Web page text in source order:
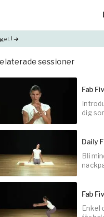
Friskvårdsbidrag
Med Yogobe Flex kan
friskvårdsbidraget –
Läs mer
Friskvårdsbidrag
Med Yogobe Flex kan
friskvårdsbidraget –
Läs mer
➜
sessioner
3min
Fab
dig
5min
Daily
Bli
Fab
Enkel